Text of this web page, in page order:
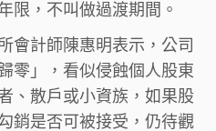
限，不叫做過渡期間。
會計師陳惠明表示，公司
零」，看似侵蝕個人股東
、散戶或小資族，如果股
銷是否可被接受，仍待觀